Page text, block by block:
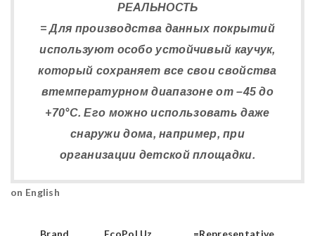
РЕАЛЬНОСТЬ
= Для производства данных покрытий
используют особо устойчивый каучук,
который сохраняет все свои свойства
втемпературном диапазоне от –45 до
+70°С. Его можно использовать даже
снаружи дома, например, при
организации детской площадки.
on English